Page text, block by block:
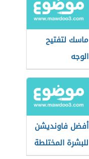
ماسك لتفتيح
الوجه
أفضل فاونديشن
للبشرة المختلطة